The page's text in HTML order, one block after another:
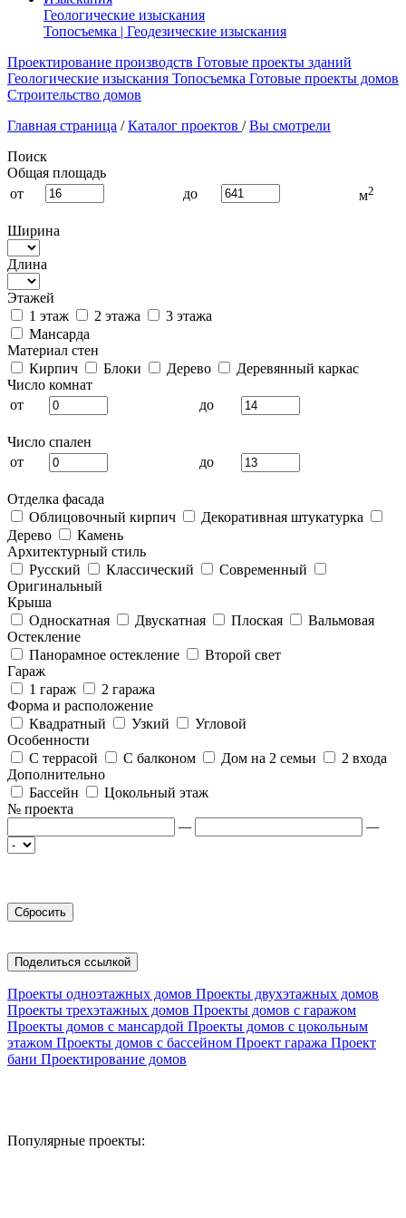
Геологические изыскания
Топосъемка | Геодезические изыскания
Проектирование производств Готовые проекты зданий
Геологические изыскания Топосъемка Готовые проекты домов
Строительство домов
Главная страница / Каталог проектов / Вы смотрели
Поиск
Общая площадь
от
до м2
Ширина
Длина
Этажей
1 этаж
2 этажа
3 этажа
Мансарда
Материал стен
Кирпич
Блоки Дерево
Деревянный каркас
Число комнат
от
до
Число спален
от
до
Отделка фасада
Облицовочный кирпич
Декоративная штукатурка
Дерево
Камень
Архитектурный стиль
Русский
Классический
Современный
Оригинальный
Крыша
Односкатная
Двускатная Плоская
Вальмовая
Остекление
Панорамное остекление
Второй свет
Гараж
1 гараж
2 гаража
Форма и расположение
Квадратный
Узкий
Угловой
Особенности
С террасой
С балконом Дом на 2 семьи
2 входа
Дополнительно
Бассейн
Цокольный этаж
№ проекта
—
—
Поделиться ссылкой
Проекты одноэтажных домов Проекты двухэтажных домов
Проекты трехэтажных домов Проекты домов с гаражом
Проекты домов с мансардой Проекты домов с цокольным
этажом Проекты домов с бассейном Проект гаража Проект
бани Проектирование домов
Популярные проекты: